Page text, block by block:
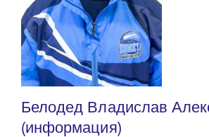
Белодед Владислав
(информация)